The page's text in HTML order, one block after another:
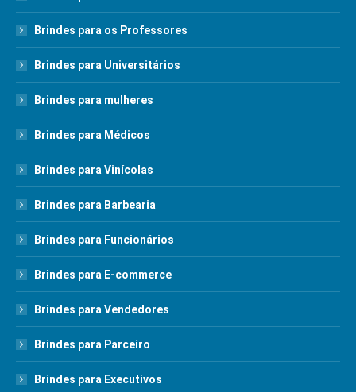
Brindes para os Professores
Brindes para Universitários
Brindes para mulheres
Brindes para Médicos
Brindes para Vinícolas
Brindes para Barbearia
Brindes para Funcionários
Brindes para E-commerce
Brindes para Vendedores
Brindes para Parceiro
Brindes para Executivos